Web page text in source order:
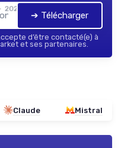
2026
➔ Télécharger
d’être contacté(e) à
et ses partenaires.
Claude Mistral